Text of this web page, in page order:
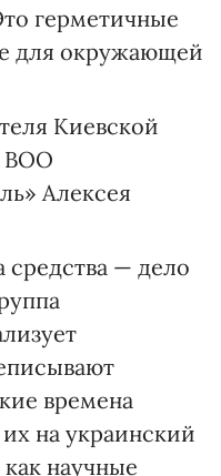
герметичные
для окружающей
Киевской
ВОО
Алексея
— дело
времена
на украинский
научные